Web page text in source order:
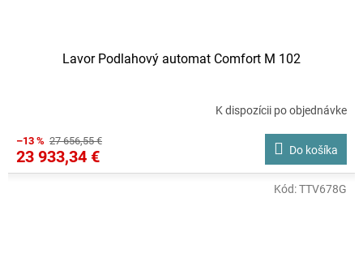
Lavor Podlahový automat Comfort M 102
K dispozícii po objednávke
–13 % 27 656,55 €
23 933,34 € Do košíka
Kód:TTV678G